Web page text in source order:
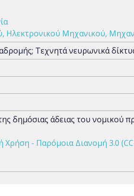
Ηλεκτρονικού Μηχανικού,
Τεχνητά νευρωνικά
δημόσιας άδειας του νομικού
- Παρόμοια Διανομή 3.0